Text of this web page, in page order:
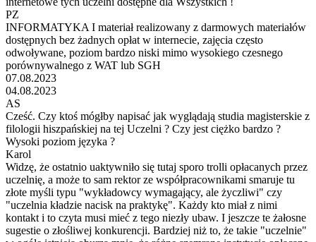
PZ
INFORMATYKA I materiał realizowany z darmowych materiałów
dostępnych bez żadnych opłat w internecie, zajęcia często
odwoływane, poziom bardzo niski mimo wysokiego czesnego
porównywalnego z WAT lub SGH
07.08.2023
04.08.2023
AS
Cześć. Czy ktoś mógłby napisać jak wyglądają studia magisterskie z
filologii hiszpańskiej na tej Uczelni ? Czy jest ciężko bardzo ?
Wysoki poziom języka ?
Karol
Widzę, że ostatnio uaktywniło się tutaj sporo trolli opłacanych przez
uczelnię, a może to sam rektor ze współpracownikami smaruje tu
złote myśli typu "wykładowcy wymagający, ale życzliwi" czy
"uczelnia kładzie nacisk na praktykę". Każdy kto miał z nimi
kontakt i to czyta musi mieć z tego niezły ubaw. I jeszcze te żałosne
sugestie o złośliwej konkurencji. Bardziej niż to, że takie "uczelnie"